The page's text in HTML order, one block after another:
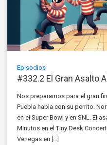
Episodios
#332.2 El Gran Asalto
Nos preparamos para el gran
Puebla habla con su perrito.
en el Super Bowl y en SNL. El
Minutos en el Tiny Desk
Venegas en […]